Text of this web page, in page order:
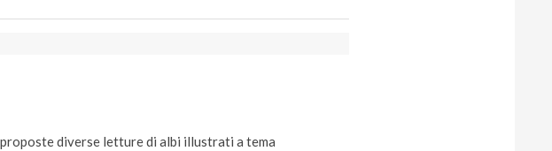
diverse letture di albi illustrati a tema